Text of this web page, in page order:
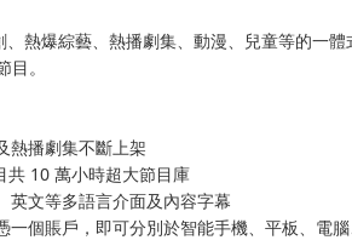
、熱爆綜藝、熱播劇集、動漫、兒童等的一
。
熱播劇集不斷上架
共 10 萬小時超大節目庫
英文等多語言介面及內容字幕
一個賬戶，即可分別於智能手機、平板、電